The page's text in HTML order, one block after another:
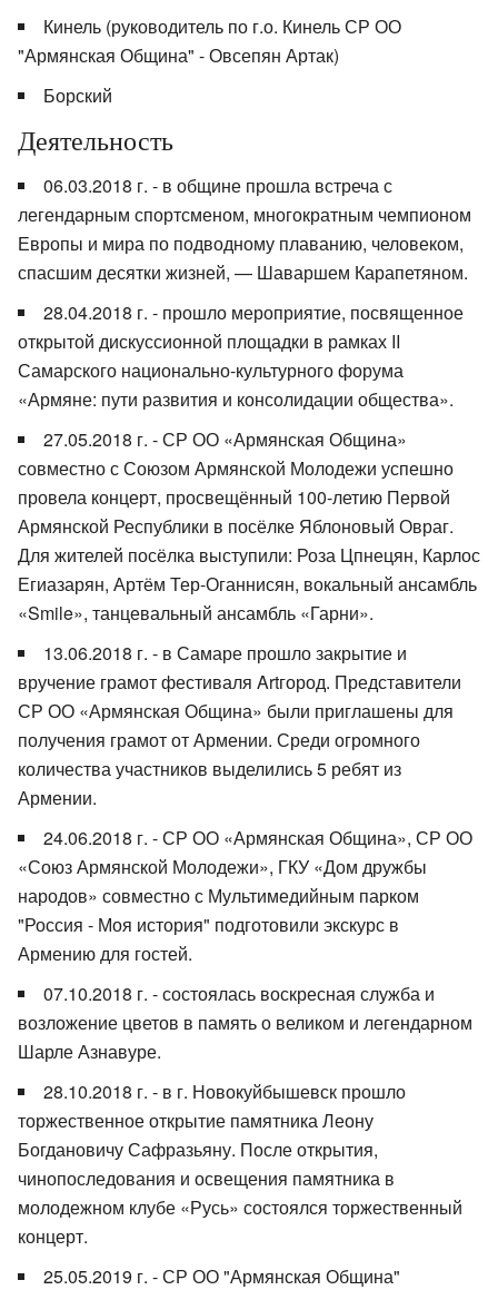
Кинель (руководитель по г.о. Кинель СР ОО
"Армянская Община" - Овсепян Артак)
Борский
Деятельность
06.03.2018 г. - в общине прошла встреча с
легендарным спортсменом, многократным чемпионом
Европы и мира по подводному плаванию, человеком,
спасшим десятки жизней, — Шаваршем Карапетяном.
28.04.2018 г. - прошло мероприятие, посвященное
открытой дискуссионной площадки в рамках II
Самарского национально-культурного форума
«Армяне: пути развития и консолидации общества».
27.05.2018 г. - СР ОО «Армянская Община»
совместно с Союзом Армянской Молодежи успешно
провела концерт, просвещённый 100-летию Первой
Армянской Республики в посёлке Яблоновый Овраг.
Для жителей посёлка выступили: Роза Цпнецян, Карлос
Егиазарян, Артём Тер-Оганнисян, вокальный ансамбль
«Smile», танцевальный ансамбль «Гарни».
13.06.2018 г. - в Самаре прошло закрытие и
вручение грамот фестиваля Artгород. Представители
СР ОО «Армянская Община» были приглашены для
получения грамот от Армении. Среди огромного
количества участников выделились 5 ребят из
Армении.
24.06.2018 г. - СР ОО «Армянская Община», СР ОО
«Союз Армянской Молодежи», ГКУ «Дом дружбы
народов» совместно с Мультимедийным парком
"Россия - Моя история" подготовили экскурс в
Армению для гостей.
07.10.2018 г. - состоялась воскресная служба и
возложение цветов в память о великом и легендарном
Шарле Азнавуре.
28.10.2018 г. - в г. Новокуйбышевск прошло
торжественное открытие памятника Леону
Богдановичу Сафразьяну. После открытия,
чинопоследования и освещения памятника в
молодежном клубе «Русь» состоялся торжественный
концерт.
25.05.2019 г. - СР ОО "Армянская Община"